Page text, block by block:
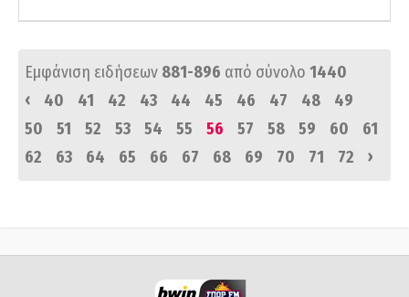
Εμφάνιση ειδήσεων 881-896 από σύνολο 1440
‹
40 41 42 43 44 45 46 47 48
49
50
51 52 53 54 55 56 57 58 59 60
61
62
63 64 65 66 67 68 69 70 71 72 ›